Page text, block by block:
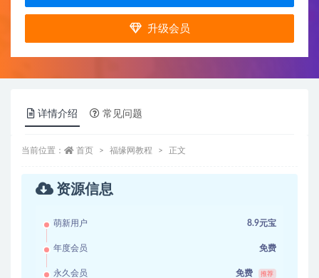
升级会员
详情介绍 常见问题
当前位置： 首页 福缘网教程 正文
资源信息
萌新用户 8.9元宝
年度会员 免费
永久会员 免费 推荐